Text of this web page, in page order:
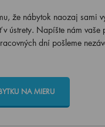
že nábytok naozaj sami
v ústrety. Napíšte nám
dní pošleme
NA MIERU